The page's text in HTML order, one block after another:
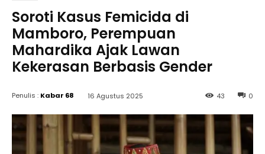
Soroti Kasus Femicida di
Mamboro, Perempuan
Mahardika Ajak Lawan
Kekerasan Berbasis Gender
Penulis : Kabar 68 16 Agustus 2025 0
43